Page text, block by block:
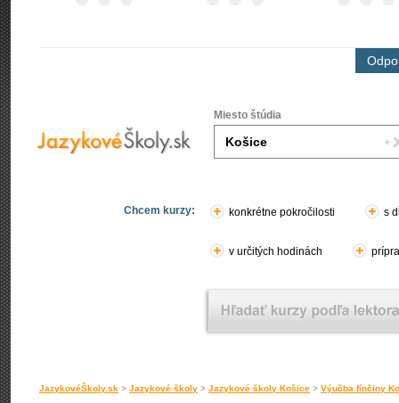
Miesto štúdia
Chcem kurzy: konkrétne pokročilosti s
v určitých hodinách
JazykovéŠkoly.sk > Jazykové školy > Jazykové školy Košice > Výučba fínčiny